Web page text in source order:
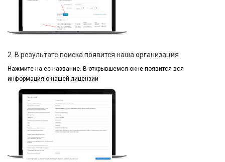
2. В результате поиска появится наша организация
Нажмите на ее название. В открывшемся окне появится вся
информация о нашей лицензии